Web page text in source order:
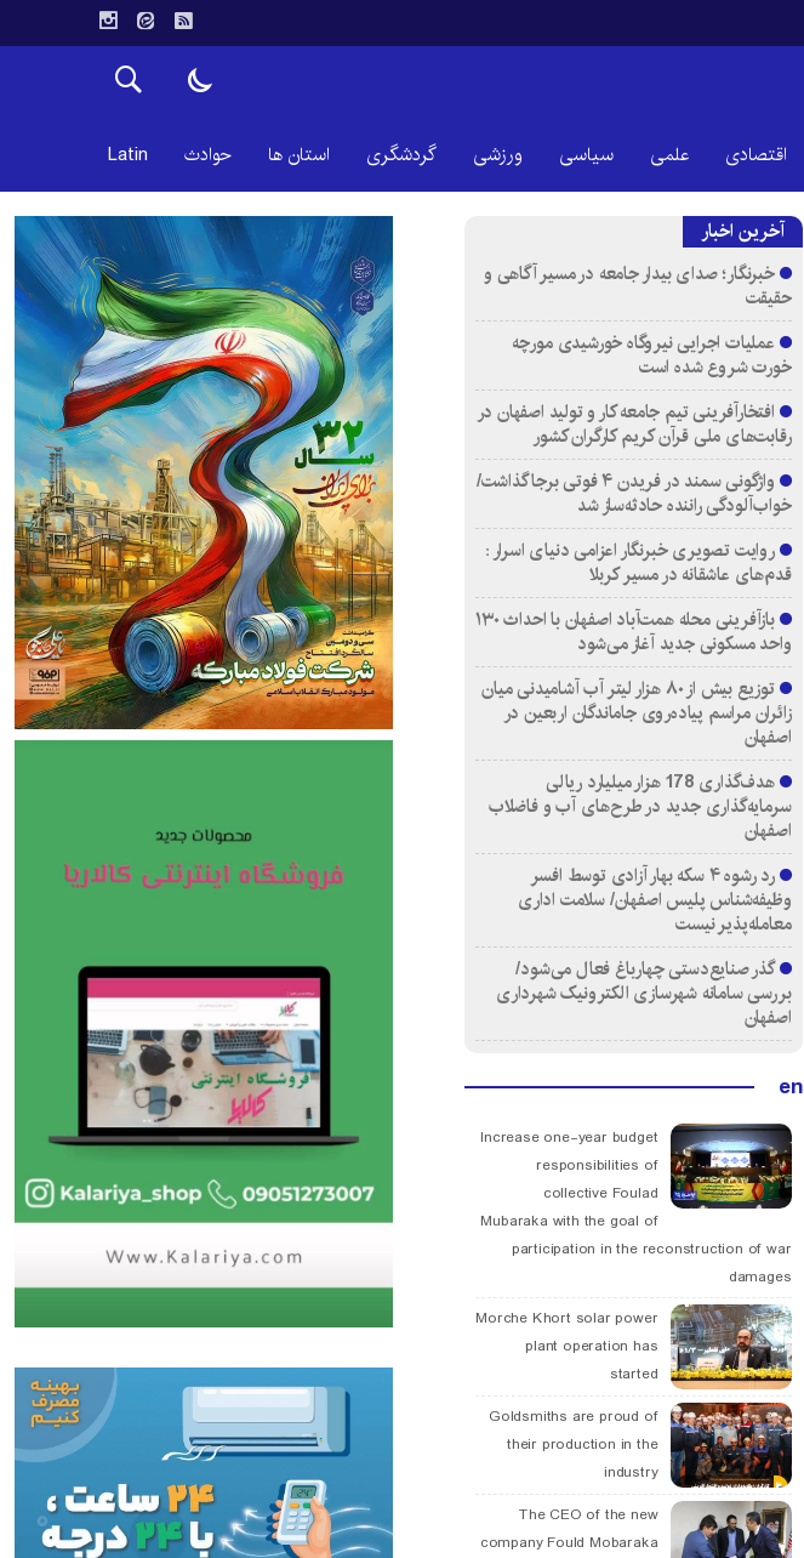
اقتصادی علمی سیاسی ورزشی گردشگری استان ها حوادث Latin
آخرین اخبار
خبرنگار؛ صدای بیدار جامعه در مسیر آگاهی و
حقیقت
عملیات اجرایی نیروگاه خورشیدی مورچه
خورت شروع شده است
افتخارآفرینی تیم جامعه کار و تولید اصفهان در
رقابت‌های ملی قرآن کریم کارگران کشور
واژگونی سمند در فریدن ۴ فوتی برجا گذاشت/
خواب‌آلودگی راننده حادثه‌ساز شد
روایت تصویری خبرنگار اعزامی دنیای اسرار :
قدم‌های عاشقانه در مسیر کربلا
بازآفرینی محله همت‌آباد اصفهان با احداث ۱۳۰
واحد مسکونی جدید آغاز می‌شود
توزیع بیش از ۸۰ هزار لیتر آب آشامیدنی میان
زائران مراسم پیاده‌روی جاماندگان اربعین در
اصفهان
هدف‌گذاری 178 هزار میلیارد ریالی
سرمایه‌گذاری جدید در طرح‌های آب و فاضلاب
اصفهان
رد رشوه ۴ سکه بهار آزادی توسط افسر
وظیفه‌شناس پلیس اصفهان/ سلامت اداری
معامله‌پذیر نیست
گذر صنایع‌دستی چهارباغ فعال می‌شود/
بررسی سامانه شهرسازی الکترونیک شهرداری
اصفهان
en
Increase one-year budget
responsibilities of
collective Foulad
Mubaraka with the goal of
participation in the reconstruction of war
damages
Morche Khort solar power
plant operation has
started
Goldsmiths are proud of
their production in the
industry
The CEO of the new
company Fould Mobaraka